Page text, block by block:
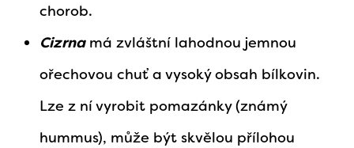
chorob.
Cizrna má zvláštní lahodnou jemnou
ořechovou chuť a vysoký obsah bílkovin.
Lze z ní vyrobit pomazánky (známý
hummus), může být skvělou přílohou